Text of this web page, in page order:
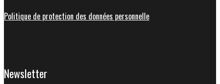
Politique de protection des données personnelle
Newsletter